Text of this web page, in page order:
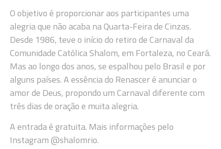
O objetivo é proporcionar aos participantes uma
alegria que não acaba na Quarta-Feira de Cinzas.
Desde 1986, teve o início do retiro de Carnaval da
Comunidade Católica Shalom, em Fortaleza, no Ceará.
Mas ao longo dos anos, se espalhou pelo Brasil e por
alguns países. A essência do Renascer é anunciar o
amor de Deus, propondo um Carnaval diferente com
três dias de oração e muita alegria.
A entrada é gratuita. Mais informações pelo
Instagram @shalomrio.